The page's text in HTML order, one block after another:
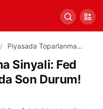
Piyasada Toparlanma
Altında Son Durum! İşte
Güncel Fiyatlar
Sinyali: Fed
Son Durum!
0 Paylaş